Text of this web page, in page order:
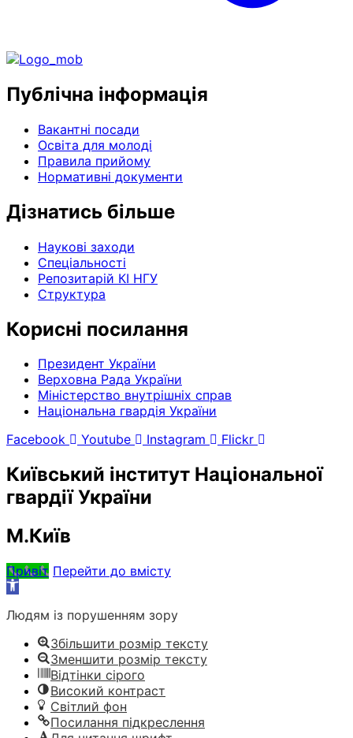
Публічна інформація
Вакантні посади
Освіта для молоді
Правила прийому
Нормативні документи
Дізнатись більше
Наукові заходи
Спеціальності
Репозитарій КІ НГУ
Структура
Корисні посилання
Президент України
Верховна Рада України
Міністерство внутрішніх справ
Національна гвардія України
Facebook
Youtube Instagram Flickr
Київський інститут Національної
гвардії України
М.Київ
Привіт Перейти до вмісту
Відкрити
інструментів
Людям із порушенням зору
Збільшити розмір тексту
Зменшити розмір тексту
Відтінки сірого
Високий контраст
Світлий фон
Посилання підкреслення